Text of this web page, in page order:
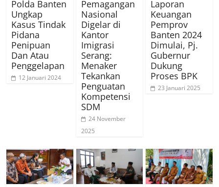
Polda Banten
Ungkap
Kasus Tindak
Pidana
Penipuan
Dan Atau
Penggelapan
12 Januari 2024
Pemagangan
Nasional
Digelar di
Kantor
Imigrasi
Serang:
Menaker
Tekankan
Penguatan
Kompetensi
SDM
24 November
2025
Laporan
Keuangan
Pemprov
Banten 2024
Dimulai, Pj.
Gubernur
Dukung
Proses BPK
23 Januari 2025